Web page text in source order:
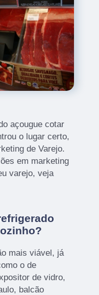
açougue cotar
o lugar certo,
de Varejo.
em marketing
varejo, veja
mais viável, já
o de
de vidro,
balcão